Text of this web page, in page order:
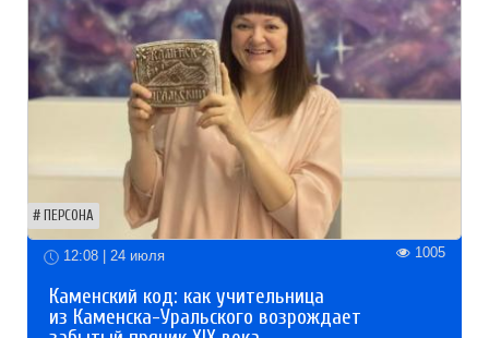
ПЕРСОНА
12:08 | 24 июля 1005
Каменский код: как учительница
из Каменска-Уральского возрождает